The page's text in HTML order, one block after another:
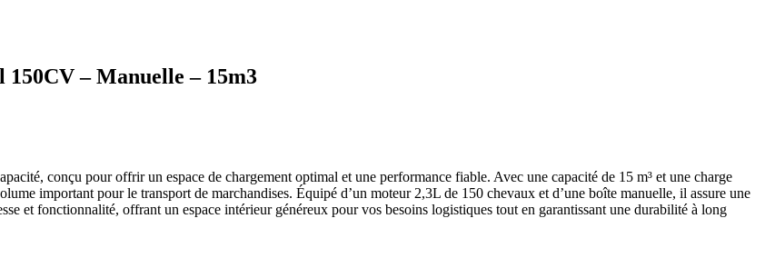
– Manuelle – 15m3
conçu pour offrir un espace de chargement optimal et une performance fiable. Avec une capacité de 15 m³ et une charge
important pour le transport de marchandises. Équipé d’un moteur 2,3L de 150 chevaux et d’une boîte manuelle, il assure une
et fonctionnalité, offrant un espace intérieur généreux pour vos besoins logistiques tout en garantissant une durabilité à long